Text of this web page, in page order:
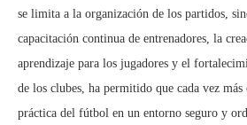
se limita a la organización de los partidos,
capacitación continua de entrenadores, la
aprendizaje para los jugadores y el
de los clubes, ha permitido que cada vez más
práctica del fútbol en un entorno seguro y